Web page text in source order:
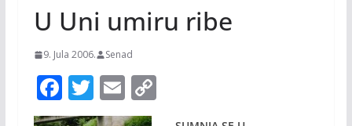
U Uni umiru ribe
9. Jula 2006. Senad
F
ac
T
w
E
m
C